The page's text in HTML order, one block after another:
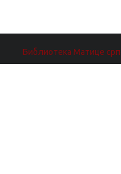
Библиотека Матице